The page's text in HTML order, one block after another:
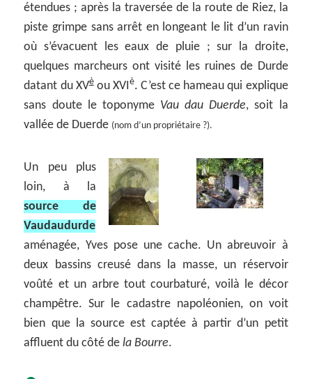
étendues ; après la traversée de la route de Riez, la
piste grimpe sans arrêt en longeant le lit d’un ravin
où s’évacuent les eaux de pluie ; sur la droite,
quelques marcheurs ont visité les ruines de Durde
datant du XVèou XVI è. C’est ce hameau qui explique
sans doute le toponyme Vau dau Duerde, soit la
vallée de Duerde (nom d’un propriétaire ?).
Un peu plus
loin, à la
source de
Vaudaudurde
aménagée, Yves pose une cache. Un abreuvoir à
deux bassins creusé dans la masse, un réservoir
voûté et un arbre tout courbaturé, voilà le décor
champêtre. Sur le cadastre napoléonien, on voit
bien que la source est captée à partir d’un petit
affluent du côté dela Bourre.